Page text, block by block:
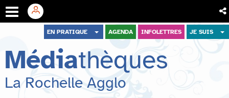
menu
contenu
recherche
EN PRATIQUE AGENDA INFOLETTRES JE SUIS
Médiathèques
La Rochelle Agglo